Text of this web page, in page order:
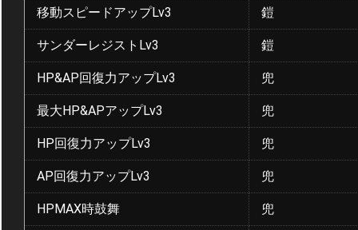
移動スピードアップLv3 鎧
サンダーレジストLv3 鎧
HP&AP回復力アップLv3 兜
最大HP&APアップLv3 兜
HP回復力アップLv3 兜
AP回復力アップLv3 兜
HPMAX時鼓舞 兜